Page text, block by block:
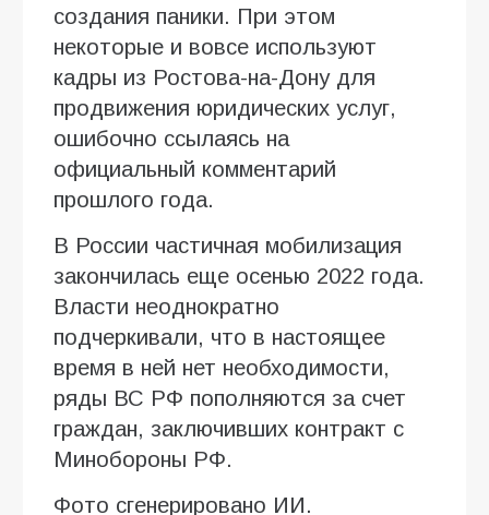
создания паники. При этом
некоторые и вовсе используют
кадры из Ростова-на-Дону для
продвижения юридических услуг,
ошибочно ссылаясь на
официальный комментарий
прошлого года.
В России частичная мобилизация
закончилась еще осенью 2022 года.
Власти неоднократно
подчеркивали, что в настоящее
время в ней нет необходимости,
ряды ВС РФ пополняются за счет
граждан, заключивших контракт с
Минобороны РФ.
Фото сгенерировано ИИ.